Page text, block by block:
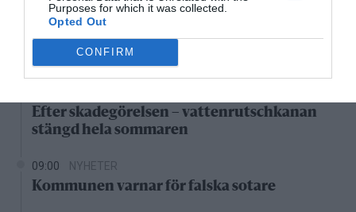
Purposes for which it was collected.
Opted Out
CONFIRM
11:25 NYHETER
Vattenrutschkanan hålls stängd på Norrtälje
badhus
Efter skadegörelsen – vattenrutschkanan
stängd hela sommaren
09:00 NYHETER
Kommunen varnar för falska sotare